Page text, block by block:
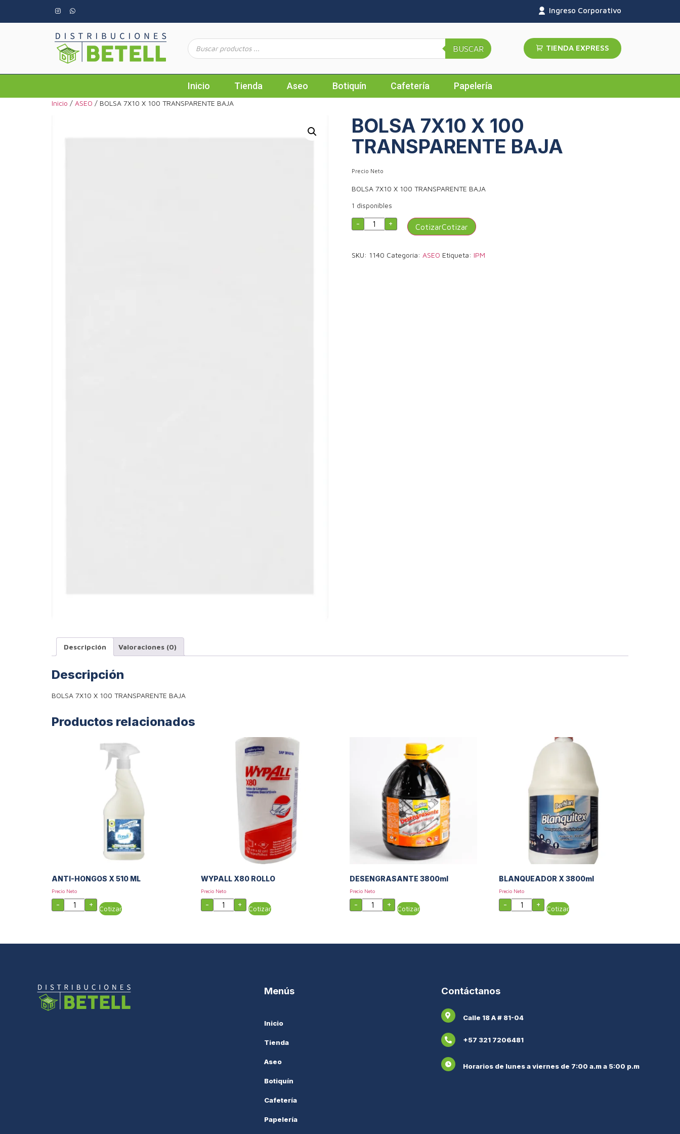
Ingreso Corporativo
BUSCAR TIENDA EXPRESS
Inicio Tienda Aseo Botiquín Cafetería Papelería
Inicio / ASEO / BOLSA 7X10 X 100 TRANSPARENTE BAJA
BOLSA 7X10 X 100
TRANSPARENTE BAJA
Precio Neto
BOLSA 7X10 X 100 TRANSPARENTE BAJA
1 disponibles
- + Cotizar
SKU: 1140 Categoría: ASEO Etiqueta: IPM
Descripción Valoraciones (0)
Descripción
BOLSA 7X10 X 100 TRANSPARENTE BAJA
Productos relacionados
ANTI-HONGOS X 510 ML
Precio Neto
- + Cotizar
WYPALL X80 ROLLO
Precio Neto
- + Cotizar
DESENGRASANTE 3800ml
Precio Neto
- + Cotizar
BLANQUEADOR X 3800ml
Precio Neto
- + Cotizar
Menús
Inicio
Tienda
Aseo
Botiquín
Cafetería
Papelería
Contáctanos
Calle 18 A # 81-04
+57 321 7206481
Horarios de lunes a viernes de 7:00 a.m a 5:00 p.m